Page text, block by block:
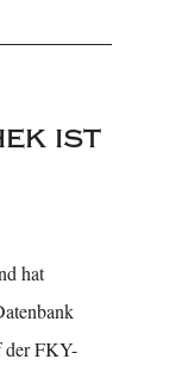
ist
hat
der FKY-